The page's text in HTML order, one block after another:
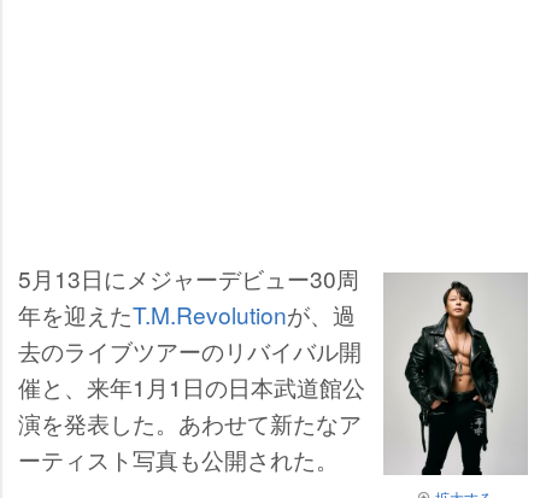
5月13日にメジャーデビュー30周
年を迎えたT.M.Revolutionが、過
去のライブツアーのリバイバル開
催と、来年1月1日の日本武道館公
演を発表した。あわせて新たなア
ーティスト写真も公開された。